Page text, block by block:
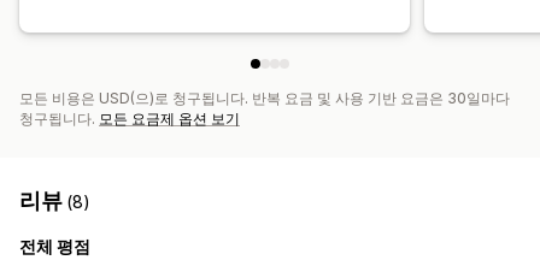
모든 비용은 USD(으)로 청구됩니다. 반복 요금 및 사용 기반 요금은 30일마다
청구됩니다. 모든 요금제 옵션 보기
리뷰 (8)
전체 평점